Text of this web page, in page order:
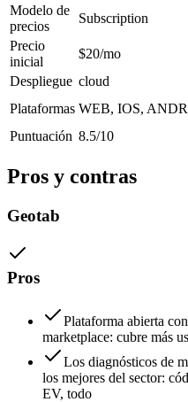
Modelo de
precios
Subscription
Precio
inicial
$20/mo
Despliegue cloud
Plataformas WEB, IOS,
Puntuación 8.5/10
Pros y contras
Geotab
Pros
Plataforma abierta
marketplace: cubre más
Los diagnósticos de
los mejores del sector:
EV, todo